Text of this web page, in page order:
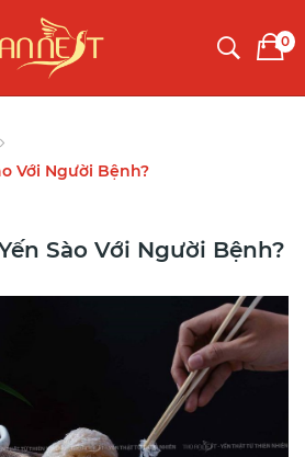
0
Với Người Bệnh?
Sào Với Người Bệnh?